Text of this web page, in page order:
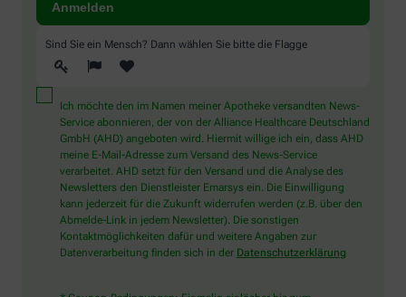
Sind Sie ein Mensch? Dann wählen Sie bitte die Flagge
Ich möchte den im Namen meiner Apotheke versandten News-
Service abonnieren, der von der Alliance Healthcare Deutschland
GmbH (AHD) angeboten wird. Hiermit willige ich ein, dass AHD
meine E-Mail-Adresse zum Versand des News-Service
verarbeitet. AHD setzt für den Versand und die Analyse des
Newsletters den Dienstleister Emarsys ein. Die Einwilligung
kann jederzeit für die Zukunft widerrufen werden (z.B. über den
Abmelde-Link in jedem Newsletter). Die sonstigen
Kontaktmöglichkeiten dafür und weitere Angaben zur
Datenverarbeitung finden sich in der Datenschutzerklärung